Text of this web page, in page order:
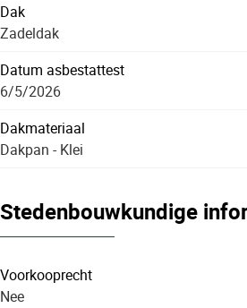
Dak
Zadeldak
Datum asbestattest
6/5/2026
Dakmateriaal
Dakpan - Klei
Stedenbouwkundige
Voorkooprecht
Nee